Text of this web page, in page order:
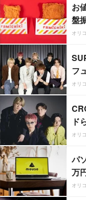
お
盤
オリ
フ
オリ
ド
オリ
パ
万
オリ